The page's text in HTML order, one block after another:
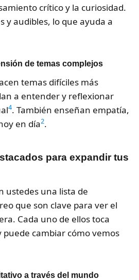
crítico y la curiosidad.
y audibles, lo que ayuda a
de temas complejos
temas difíciles más
a entender y reflexionar
4. También enseñan empatía,
en día2.
para expandir tus
ustedes una lista de
que son clave para ver el
Cada uno de ellos toca
cambiar cómo vemos
a través del mundo